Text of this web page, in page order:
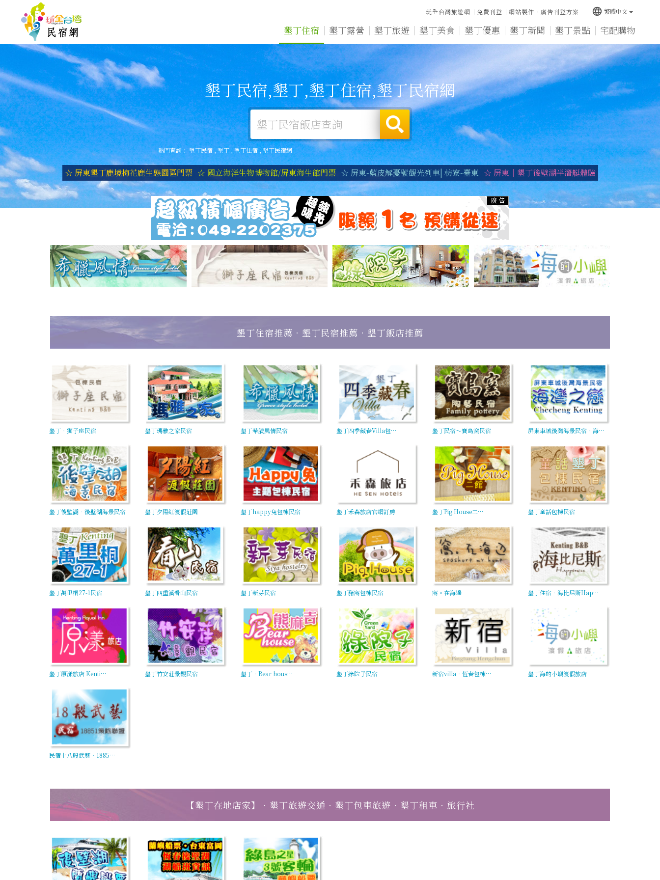
墾丁住宿 墾丁露營 墾丁旅遊 墾丁美食 墾丁優惠 墾丁新聞 墾丁景點 宅配購物
玩全台灣旅遊網 免費刊登 網站製作‧廣告刊登方案 language 繁體中文
墾丁民宿,墾丁,墾丁住宿,墾丁民宿網
熱門查詢：墾丁民宿 ,墾丁 , 墾丁住宿,墾丁民宿網
☆ 屏東墾丁鹿境梅花鹿生態園區門票 ☆ 國立海洋生物博物館/屏東海生館門票 ☆ 屏東-藍皮解憂號觀光列車| 枋寮-臺東 ☆ 屏東｜墾丁後壁湖半潛艇體驗
墾丁住宿推薦‧墾丁民宿推薦‧墾丁飯店推薦
墾丁‧獅子座民宿 墾丁瑪雅之家民宿 墾丁希臘風情民宿 墾丁四季藏春Villa包… 墾丁民宿～寶島窯民宿 屏東車城後灣海景民宿‧海…
墾丁後壁湖‧後壁湖海景民宿 墾丁夕陽紅渡假莊園 墾丁happy兔包棟民宿 墾丁禾森旅店官網訂房 墾丁Pig House二… 墾丁童話包棟民宿
墾丁萬里桐27-1民宿 墾丁四重溪看山民宿 墾丁新芽民宿 墾丁豬窩包棟民宿 窩。在海邊 墾丁住宿‧海比尼斯Hap…
墾丁原漾旅店 Kenti… 墾丁竹安莊景觀民宿 墾丁‧Bear hous… 墾丁綠院子民宿 新宿villa‧恆春包棟… 墾丁海的小嶼渡假旅店
民宿十八般武藝‧1885…
【墾丁在地店家】‧墾丁旅遊交通‧墾丁包車旅遊‧墾丁租車‧旅行社